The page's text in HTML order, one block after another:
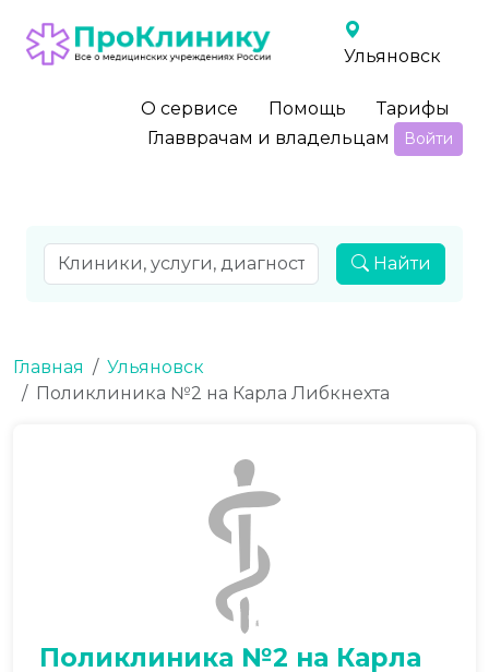
Ульяновск
О сервисе Помощь
Тарифы
Главврачам и владельцам
Войти
Найти
Главная
Ульяновск
Поликлиника №2 на Карла Либкнехта
Поликлиника №2 на Карла